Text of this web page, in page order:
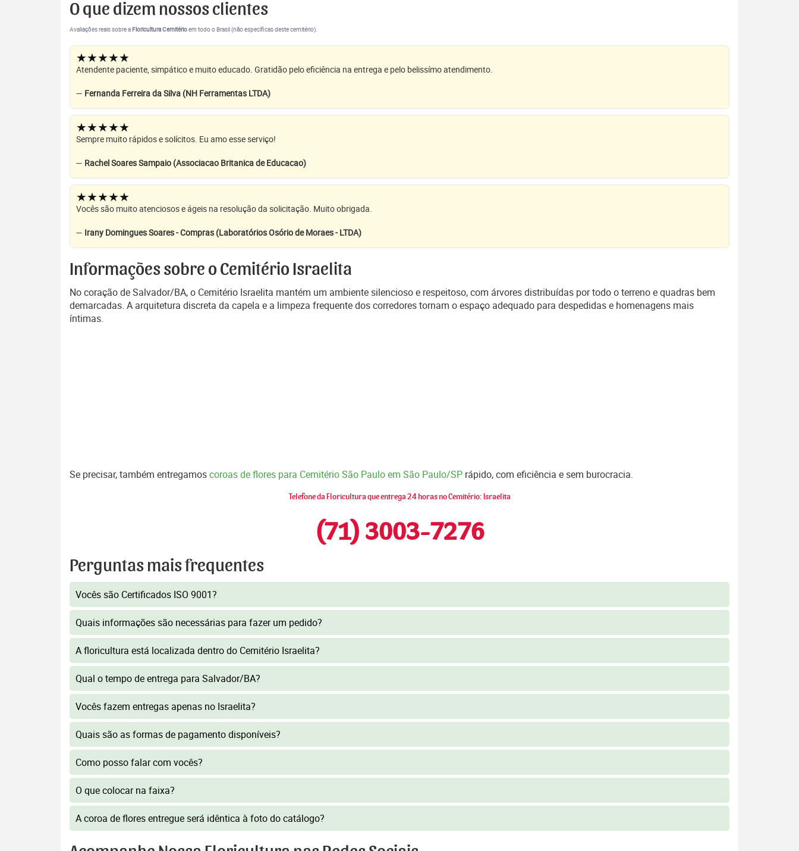
O que dizem nossos clientes
Avaliações reais sobre aFloricultura Cemitérioem todo o Brasil (não específicas deste cemitério).
★★★★★
Atendente paciente, simpático e muito educado. Gratidão pelo eficiência na entrega e pelo belissímo atendimento.
— Fernanda Ferreira da Silva (NH Ferramentas LTDA)
★★★★★
Sempre muito rápidos e solícitos. Eu amo esse serviço!
— Rachel Soares Sampaio (Associacao Britanica de Educacao)
★★★★★
Vocês são muito atenciosos e ágeis na resolução da solicitação. Muito obrigada.
— Irany Domingues Soares - Compras (Laboratórios Osório de Moraes - LTDA)
Informações sobre o Cemitério Israelita
No coração de Salvador/BA, o Cemitério Israelita mantém um ambiente silencioso e respeitoso, com árvores distribuídas por todo o terreno e quadras bem
demarcadas. A arquitetura discreta da capela e a limpeza frequente dos corredores tornam o espaço adequado para despedidas e homenagens mais
íntimas.
Se precisar, também entregamoscoroas de flores para Cemitério São Paulo em São Paulo/SP rápido, com eficiência e sem burocracia.
Telefone da Floricultura que entrega 24 horas no Cemitério: Israelita
(71) 3003-7276
Perguntas mais frequentes
Vocês são Certificados ISO 9001?
Quais informações são necessárias para fazer um pedido?
A floricultura está localizada dentro do Cemitério Israelita?
Qual o tempo de entrega para Salvador/BA?
Vocês fazem entregas apenas no Israelita?
Quais são as formas de pagamento disponíveis?
Como posso falar com vocês?
O que colocar na faixa?
A coroa de flores entregue será idêntica à foto do catálogo?